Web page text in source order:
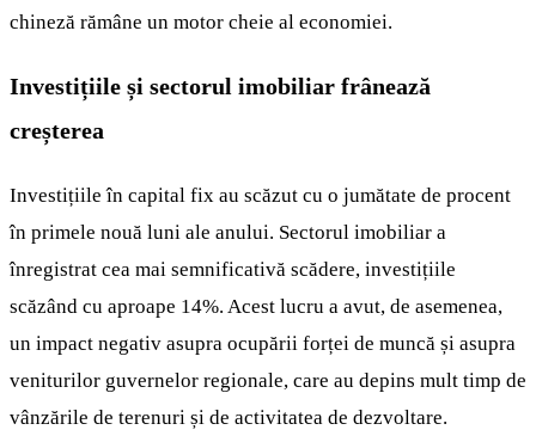
chineză rămâne un motor cheie al economiei.
Investițiile și sectorul imobiliar frânează
creșterea
Investițiile în capital fix au scăzut cu o jumătate de procent
în primele nouă luni ale anului. Sectorul imobiliar a
înregistrat cea mai semnificativă scădere, investițiile
scăzând cu aproape 14%. Acest lucru a avut, de asemenea,
un impact negativ asupra ocupării forței de muncă și asupra
veniturilor guvernelor regionale, care au depins mult timp de
vânzările de terenuri și de activitatea de dezvoltare.